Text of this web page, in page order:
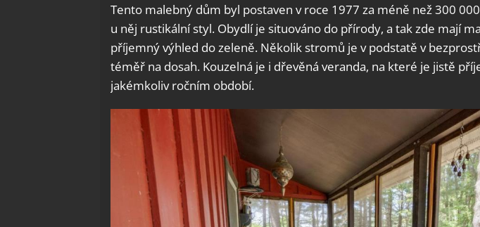
Tento malebný dům byl postaven v roce 1977 za méně než 300
u něj rustikální styl. Obydlí je situováno do přírody, a tak zde mají
příjemný výhled do zeleně. Několik stromů je v podstatě v
téměř na dosah. Kouzelná je i dřevěná veranda, na které je jistě
jakémkoliv ročním období.